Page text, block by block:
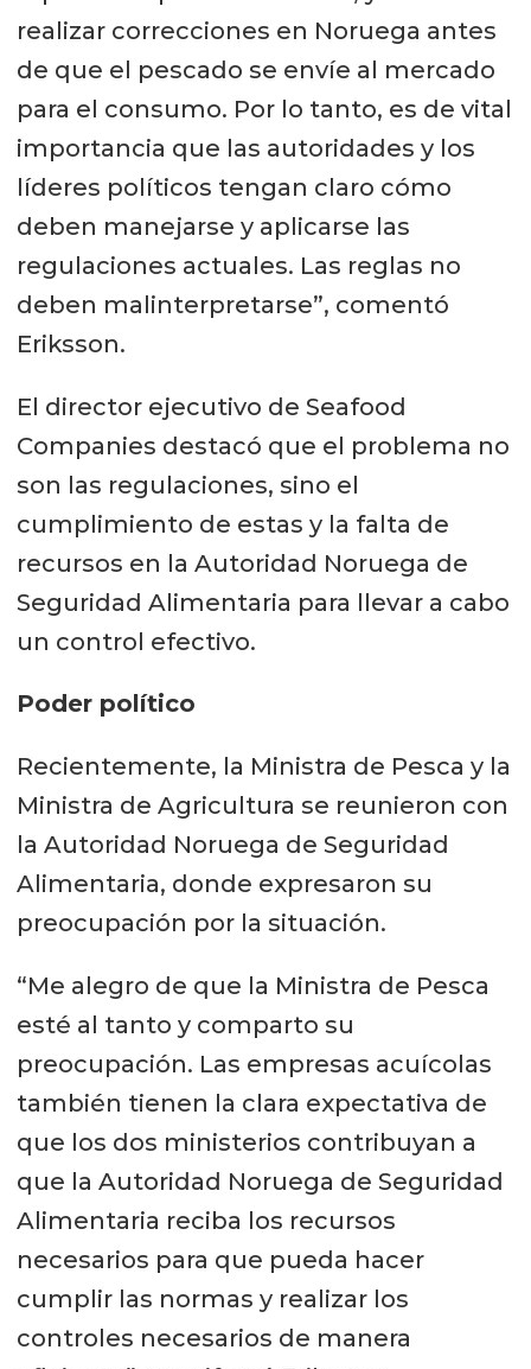
realizar correcciones en Noruega antes
de que el pescado se envíe al mercado
para el consumo. Por lo tanto, es de vital
importancia que las autoridades y los
líderes políticos tengan claro cómo
deben manejarse y aplicarse las
regulaciones actuales. Las reglas no
deben malinterpretarse”, comentó
Eriksson.
El director ejecutivo de Seafood
Companies destacó que el problema no
son las regulaciones, sino el
cumplimiento de estas y la falta de
recursos en la Autoridad Noruega de
Seguridad Alimentaria para llevar a cabo
un control efectivo.
Poder político
Recientemente, la Ministra de Pesca y la
Ministra de Agricultura se reunieron con
la Autoridad Noruega de Seguridad
Alimentaria, donde expresaron su
preocupación por la situación.
“Me alegro de que la Ministra de Pesca
esté al tanto y comparto su
preocupación. Las empresas acuícolas
también tienen la clara expectativa de
que los dos ministerios contribuyan a
que la Autoridad Noruega de Seguridad
Alimentaria reciba los recursos
necesarios para que pueda hacer
cumplir las normas y realizar los
controles necesarios de manera